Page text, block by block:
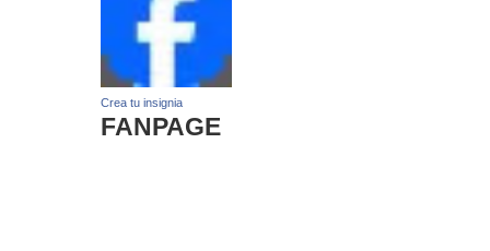
Crea tu insignia
FANPAGE